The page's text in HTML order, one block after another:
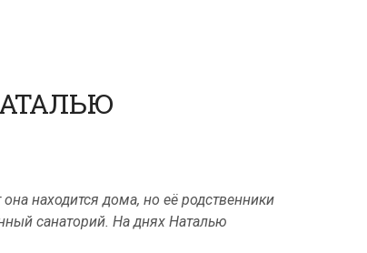
находится дома, но её родственники
санаторий. На днях Наталью